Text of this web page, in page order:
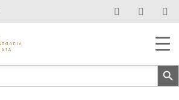
Botón de